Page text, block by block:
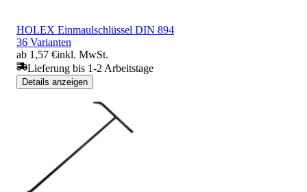
HOLEX Einmaulschlüssel DIN 894
36 Varianten
ab 1,57 €inkl. MwSt.
Lieferung bis 1-2 Arbeitstage
Details anzeigen